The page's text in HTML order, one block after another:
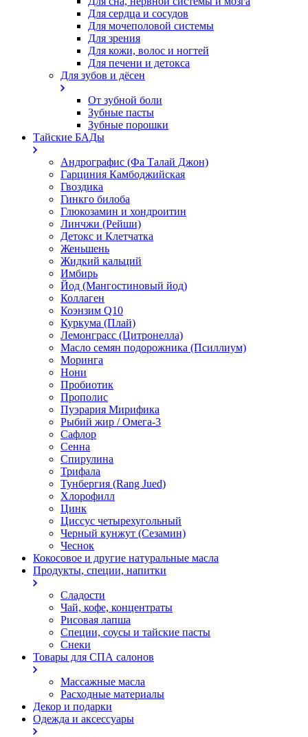
Для сердца и сосудов
Для мочеполовой системы
Для зрения
Для кожи, волос и ногтей
Для печени и детокса
Для зубов и дёсен
От зубной боли
Зубные пасты
Зубные порошки
Тайские БАДы
Андрографис (Фа Талай Джон)
Гарциния Камбоджийская
Гвоздика
Гинкго билоба
Глюкозамин и хондроитин
Линчжи (Рейши)
Детокс и Клетчатка
Женьшень
Жидкий кальций
Имбирь
Йод (Мангостиновый йод)
Коллаген
Коэнзим Q10
Куркума (Плай)
Лемонграсс (Цитронелла)
Масло семян подорожника (Псиллиум)
Моринга
Нони
Пробиотик
Прополис
Пуэрария Мирифика
Рыбий жир / Омега-3
Сафлор
Сенна
Спирулина
Трифала
Тунбергия (Rang Jued)
Хлорофилл
Цинк
Циссус четырехугольный
Черный кунжут (Сезамин)
Чеснок
Кокосовое и другие натуральные масла
Продукты, специи, напитки
Сладости
Чай, кофе, концентраты
Рисовая лапша
Специи, соусы и тайские пасты
Снеки
Товары для СПА салонов
Массажные масла
Расходные материалы
Декор и подарки
Одежда и аксессуары